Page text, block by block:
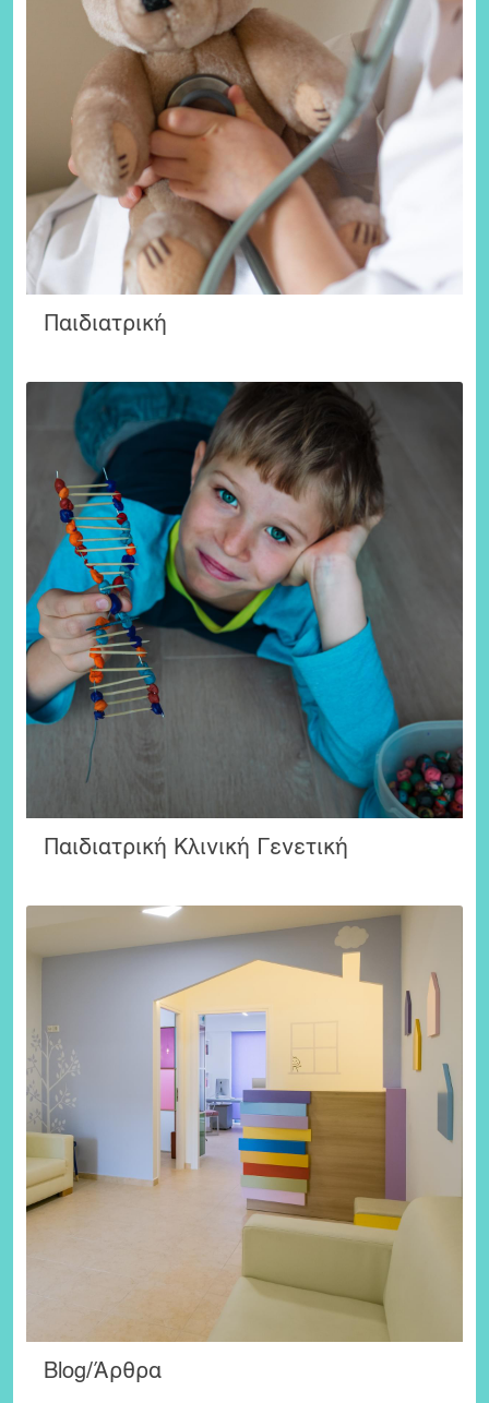
Παιδιατρική
Παιδιατρική Κλινική Γενετική
Blog/Άρθρα